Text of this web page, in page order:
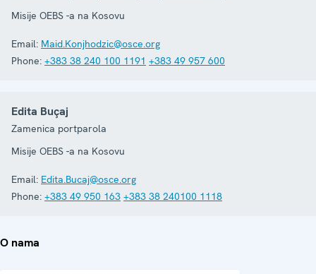
Misije OEBS -a na Kosovu
Email: Maid.Konjhodzic@osce.org
Phone: +383 38 240 100 1191 +383 49 957 600
Edita Buçaj
Zamenica portparola
Misije OEBS -a na Kosovu
Email: Edita.Bucaj@osce.org
Phone: +383 49 950 163 +383 38 240100 1118
O nama